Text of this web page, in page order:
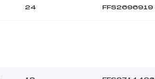
24 FFS2696919